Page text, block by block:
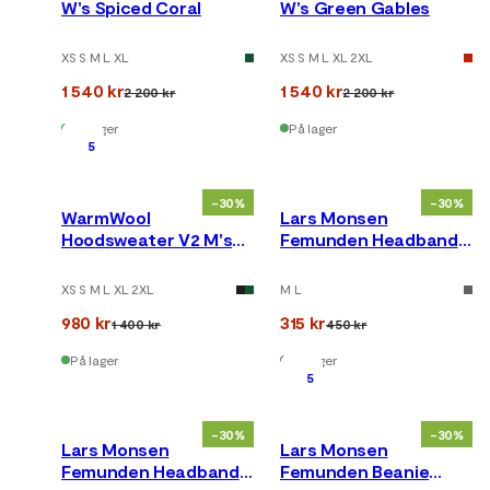
W's Spiced Coral
XS S M L XL
1 540 kr2 200 kr
På lager
W's Green Gables
XS S M L XL 2XL
1 540 kr2 200 kr
På lager
-30%
5
WarmWool
Hoodsweater V2 M's
XS S M L XL 2XL
980 kr1 400 kr
På lager
-30%
Lars Monsen
Femunden Headband
M L
315 kr450 kr
På lager
-30%
Lars Monsen
Femunden Headband
-30%
5
Lars Monsen
Femunden Beanie